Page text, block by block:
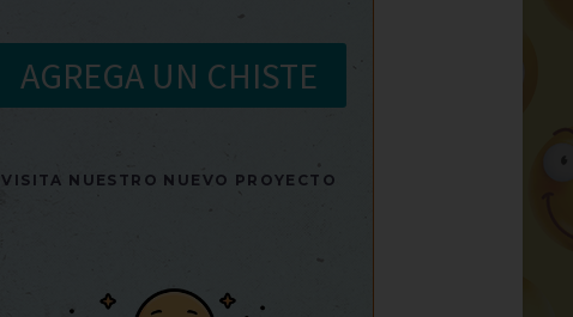
AGREGA UN CHISTE
VISITA NUESTRO NUEVO PROYECTO